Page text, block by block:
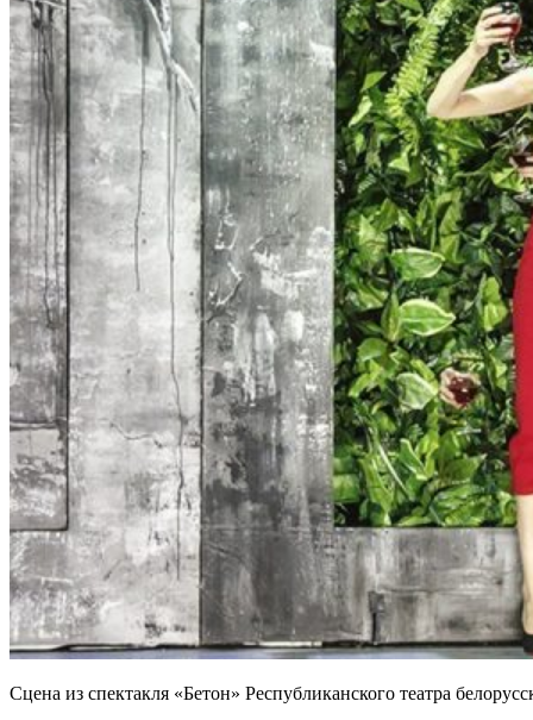
Сцена из спектакля «Бетон» Республиканского театра